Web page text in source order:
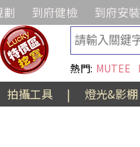
劃 到府健檢 到府安裝
熱門: MUTEE
拍攝工具 | 燈光&影棚